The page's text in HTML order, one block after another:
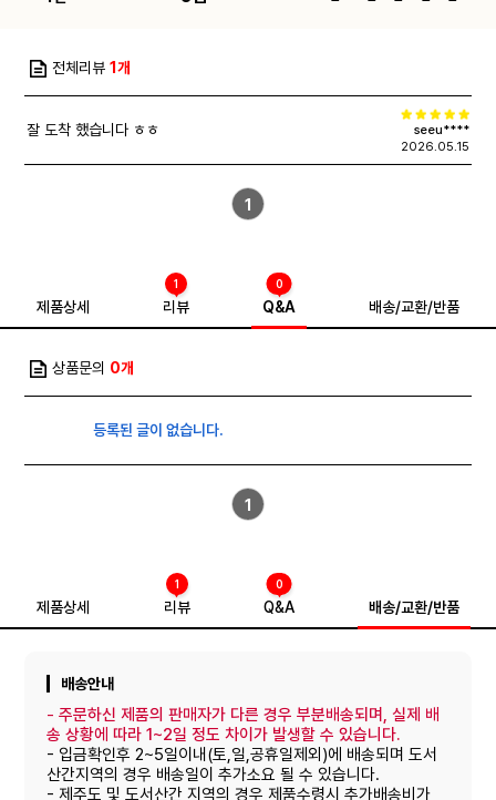
포장단위별 용량, 수량, 크기
포장단위; 개별 비닐 포장 후 상자 포장, 수량 10개입/ 20개입, 크기 10개입 ;
가로 200mm*세로 120mm *높이 40 mm
당절임용
제조연월일 유통기한 또는 품질유지기한
상품구성
보관방법 또는 취급방법
직사광선을 피해 서늘하고 건조한 곳에 보관, 개봉 후에는 반드시 냉장보관 ,
장기간 보관 시에는 밀폐용기에 담아 냉장 보관
전체리뷰1개
잘 도착 했습니다 ㅎㅎ
seeu****
2026.05.15
1
제품상세 리뷰
1
Q&A
0
배송/교환/반품
상품문의 0개
등록된 글이 없습니다.
1
제품상세 리뷰
1
Q&A
0
배송/교환/반품
배송안내
-주문하신 제품의 판매자가 다른 경우 부분배송되며, 실제 배
송 상황에 따라 1~2일 정도 차이가 발생할 수 있습니다.
- 입금확인후 2~5일이내(토,일,공휴일제외)에 배송되며 도서
산간지역의 경우 배송일이 추가소요 될 수 있습니다.
- 제주도 및 도서산간 지역의 경우 제품수령시 추가배송비가